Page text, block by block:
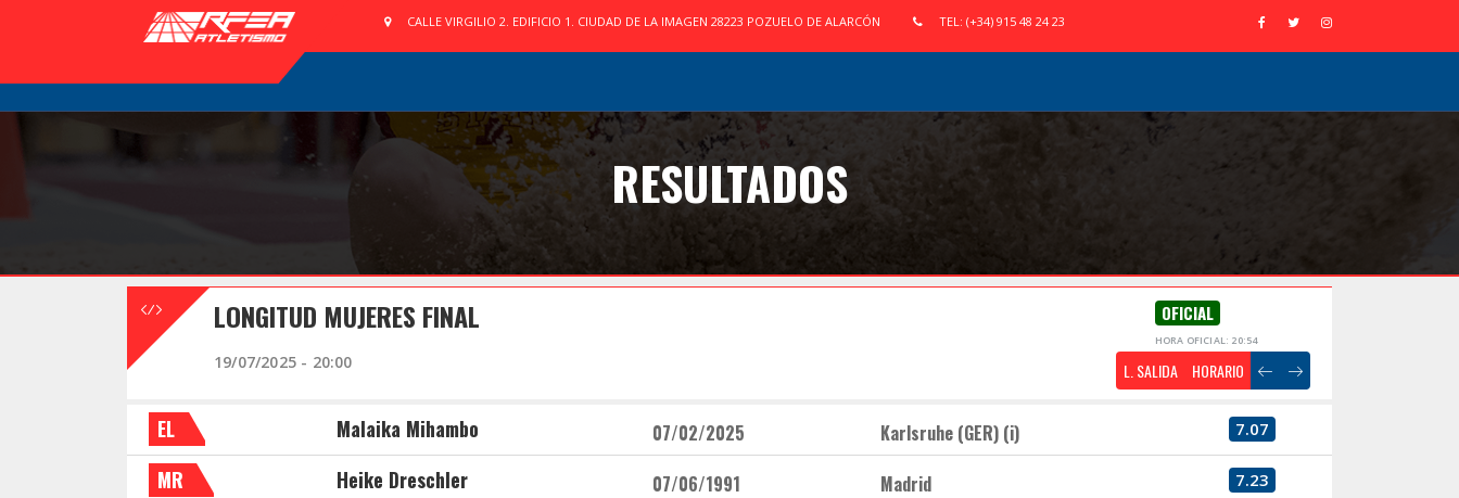
CALLE VIRGILIO 2. EDIFICIO 1. CIUDAD DE LA IMAGEN 28223 POZUELO DE ALARCÓN TEL: (+34) 915 48 24 23
RESULTADOS
LONGITUD MUJERES FINAL OFICIAL
HORA OFICIAL: 20:54
19/07/2025 - 20:00 L. SALIDA HORARIO
EL Malaika Mihambo 07/02/2025 Karlsruhe (GER) (i) 7.07
MR Heike Dreschler 07/06/1991 Madrid 7.23